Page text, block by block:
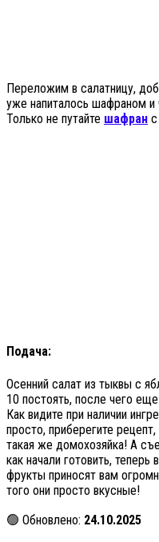
Переложим в салатницу,
уже напиталось шафраном
Только не путайте шафран
Подача:
Осенний салат из тыквы с
10 постоять, после чего
Как видите при наличии
просто, приберегите
такая же домохозяйка! А
как начали готовить,
фрукты приносят вам
того они просто вкусные!
🟢 Обновлено: 24.10.2025